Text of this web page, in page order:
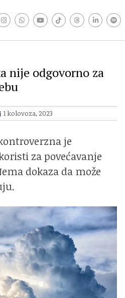
nije odgovorno za
1 kolovoza, 2023
je
za povećavanje
dokaza da može